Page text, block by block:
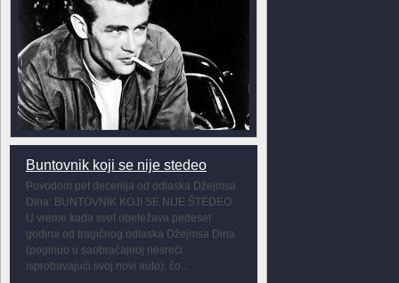
Buntovnik koji se nije stedeo
Povodom pet decenija od odlaska Džejmsa
Dina: BUNTOVNIK KOJI SE NIJE ŠTEDEO
U vreme kada svet obeležava pedeset
godina od tragičnog odlaska Džejmsa Dina
(poginuo u saobraćajnoj nesreći
isprobavajući svoj novi auto), čo...